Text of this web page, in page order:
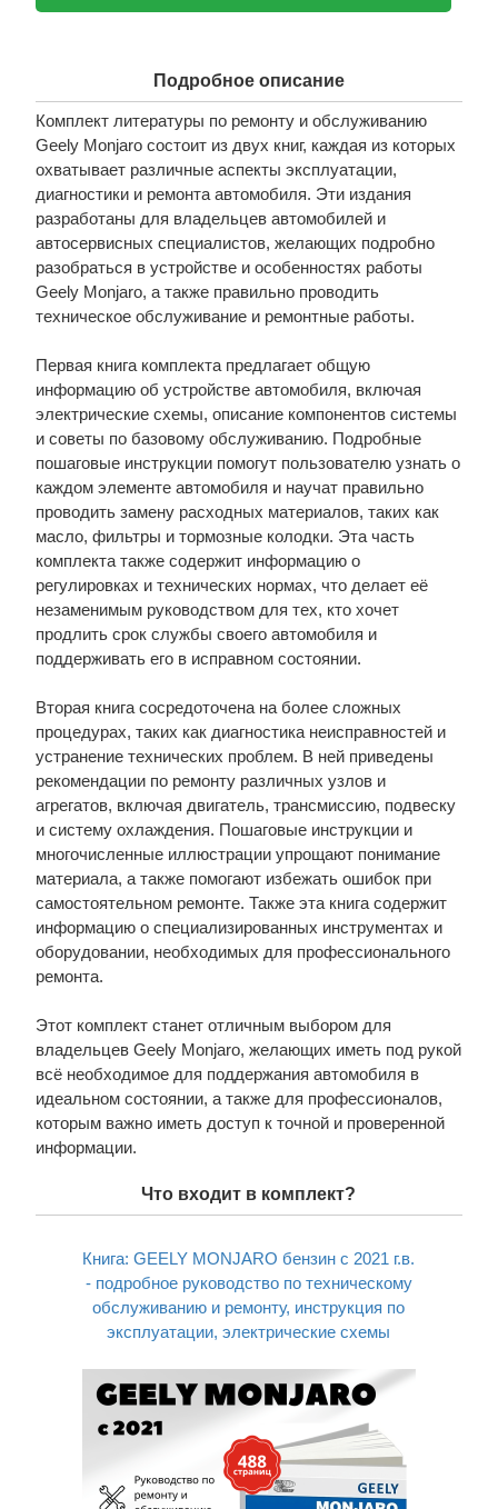
Подробное описание
Комплект литературы по ремонту и обслуживанию
Geely Monjaro состоит из двух книг, каждая из которых
охватывает различные аспекты эксплуатации,
диагностики и ремонта автомобиля. Эти издания
разработаны для владельцев автомобилей и
автосервисных специалистов, желающих подробно
разобраться в устройстве и особенностях работы
Geely Monjaro, а также правильно проводить
техническое обслуживание и ремонтные работы.
Первая книга комплекта предлагает общую
информацию об устройстве автомобиля, включая
электрические схемы, описание компонентов системы
и советы по базовому обслуживанию. Подробные
пошаговые инструкции помогут пользователю узнать о
каждом элементе автомобиля и научат правильно
проводить замену расходных материалов, таких как
масло, фильтры и тормозные колодки. Эта часть
комплекта также содержит информацию о
регулировках и технических нормах, что делает её
незаменимым руководством для тех, кто хочет
продлить срок службы своего автомобиля и
поддерживать его в исправном состоянии.
Вторая книга сосредоточена на более сложных
процедурах, таких как диагностика неисправностей и
устранение технических проблем. В ней приведены
рекомендации по ремонту различных узлов и
агрегатов, включая двигатель, трансмиссию, подвеску
и систему охлаждения. Пошаговые инструкции и
многочисленные иллюстрации упрощают понимание
материала, а также помогают избежать ошибок при
самостоятельном ремонте. Также эта книга содержит
информацию о специализированных инструментах и
оборудовании, необходимых для профессионального
ремонта.
Этот комплект станет отличным выбором для
владельцев Geely Monjaro, желающих иметь под рукой
всё необходимое для поддержания автомобиля в
идеальном состоянии, а также для профессионалов,
которым важно иметь доступ к точной и проверенной
информации.
Что входит в комплект?
Книга: GEELY MONJARO бензин c 2021 г.в.
- подробное руководство по техническому
обслуживанию и ремонту, инструкция по
эксплуатации, электрические схемы